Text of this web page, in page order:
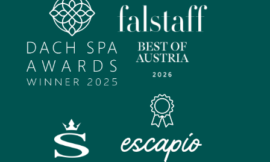
DaySPA
Saunawelten
Behandlungen
Restaurant Anna's Stubn
Restaurant